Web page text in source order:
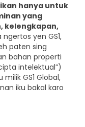
hanya untuk
yang
kelengkapan,
ngertos yen GS1,
paten sing
bahan properti
intelektual”)
GS1 Global,
iku bakal karo